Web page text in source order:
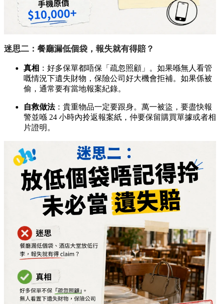
迷思二：餐廳漏低個袋，報失就有得賠？
真相 ：好多保單都唔保「疏忽照顧」。如果喺無人看管
嘅情況下遺失財物，保險公司好大機會拒補。如果係被
偷，通常要有當地報案紀錄。
自救做法：貴重物品一定要跟身。萬一被盜，要盡快報
警並喺 24 小時內拎返報案紙，仲要保留購買單據或者相
片證明。